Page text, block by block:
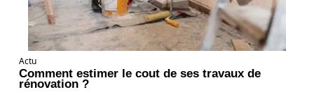
Actu
Comment estimer le cout de ses travaux de
rénovation ?